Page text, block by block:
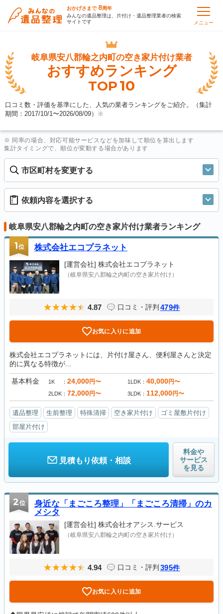
おかげさまで 8周年
みんなの遺品整理は、片付け・遺品整理業者の検索
サイトです
メニュー
岐阜県安八郡輪之内町の空き家片付け業者
おすすめランキング
TOP10
口コミ数・評価を基準にした、人気の業者ランキングをご紹介。（集計
期間：2017/10/1〜2026/08/09） ※
※ 同率の場合、対応可能サービスなどを加味して順位を算出します
集計タイミングで、順位が変動する場合があります
市区町村を変更する
依頼内容を選択する
岐阜県安八郡輪之内町の空き家片付け業者ランキング
1位 株式会社エコプラネット
[運営会社] 株式会社エコプラネット
（岐阜県安八郡輪之内町の空き家片付け）
4.87 口コミ・評判 479件
お気に入りに追加
株式会社エコプラネットには、片付け屋さん、便利屋さんと決定
的に異なる特徴が...
基本料金 1K 24,000円〜 1LDK 40,000円〜
2LDK 72,000円〜 3LDK 112,000円〜
遺品整理 生前整理 特殊清掃 空き家片付け
ゴミ屋敷片付け
部屋片付け
見積もり依頼・相談
料金や
サービス
を見る
2位
身近な「まごころ整理」「まごころ清掃」のカ
メシタ
[運営会社] 株式会社オアシス.サービス
（岐阜県安八郡輪之内町の空き家片付け）
4.94 口コミ・評判 395件
お気に入りに追加